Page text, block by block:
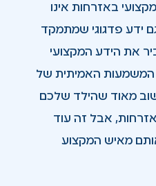
באזרחות אינו
ידע פדגוגי שמתמקד
את הידע המקצועי
האמיתית של
מאוד שהילד שלכם
אבל זה עוד
מאיש המקצוע